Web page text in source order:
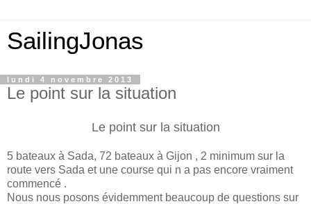
SailingJonas
lundi 4 novembre 2013
Le point sur la situation
Le point sur la situation
5 bateaux à Sada, 72 bateaux à Gijon , 2 minimum sur la
route vers Sada et une course qui n a pas encore vraiment
commencé .
Nous nous posons évidemment beaucoup de questions sur